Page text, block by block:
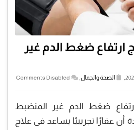
ارتفاع ضغط الدم غير
الصحة والجمال,
Comments Disabled
ضغط الدم غير المنضبط
عقارًا تجريبيًا يساعد فى علاج